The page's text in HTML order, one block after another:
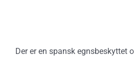
Der er en spansk egnsbeskyttet